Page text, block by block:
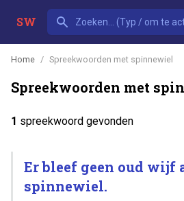
SW
Home Spreekwoorden met spinnewiel
Spreekwoorden met
1 spreekwoord gevonden
Er bleef geen oud wijf
spinnewiel.